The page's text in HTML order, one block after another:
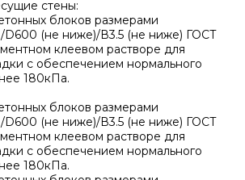
стены:
блоков размерами
D600 (не ниже)/В3.5 (не ниже) ГОСТ
клеевом растворе для
с обеспечением нормального
180кПа.
блоков размерами
D600 (не ниже)/В3.5 (не ниже) ГОСТ
клеевом растворе для
с обеспечением нормального
180кПа.